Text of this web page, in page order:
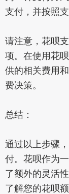
支付，并按照
请注意，花呗
项。在使用花
供的相关费用
费决策。
总结：
通过以上步骤
付。花呗作为
了额外的灵活
了解您的花呗